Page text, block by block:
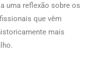
uma reflexão sobre os
que vêm
mais